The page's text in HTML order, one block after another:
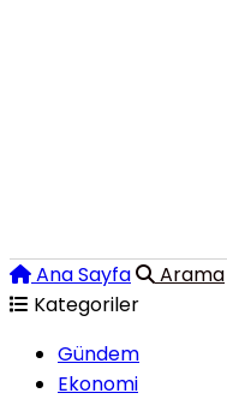
Ana Sayfa Arama
Kategoriler
Gündem
Ekonomi